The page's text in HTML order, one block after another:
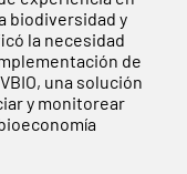
biodiversidad y
la necesidad
de
una solución
y monitorear